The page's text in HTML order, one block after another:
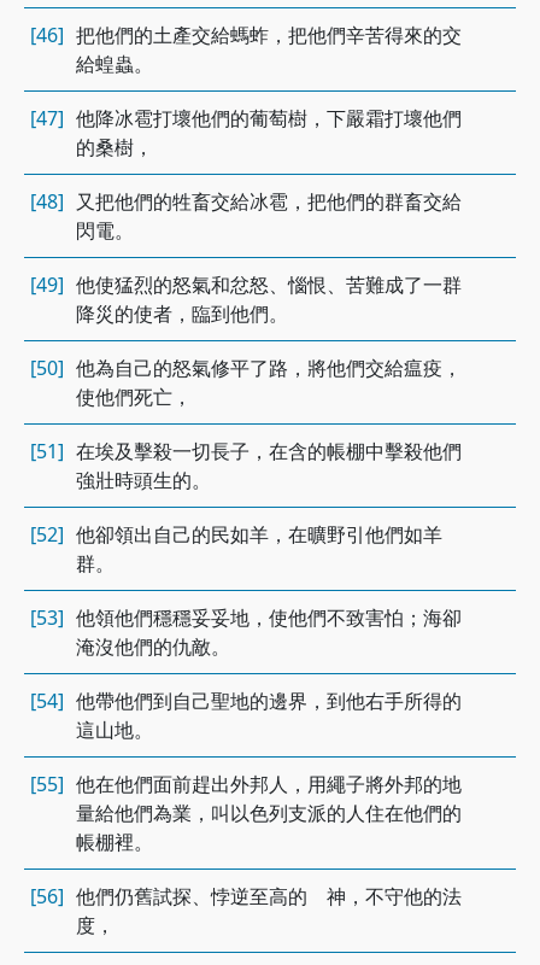
[46] 把他們的土產交給螞蚱，把他們辛苦得來的交
給蝗蟲。
[47] 他降冰雹打壞他們的葡萄樹，下嚴霜打壞他們
的桑樹，
[48] 又把他們的牲畜交給冰雹，把他們的群畜交給
閃電。
[49] 他使猛烈的怒氣和忿怒、惱恨、苦難成了一群
降災的使者，臨到他們。
[50] 他為自己的怒氣修平了路，將他們交給瘟疫，
使他們死亡，
[51] 在埃及擊殺一切長子，在含的帳棚中擊殺他們
強壯時頭生的。
[52] 他卻領出自己的民如羊，在曠野引他們如羊
群。
[53] 他領他們穩穩妥妥地，使他們不致害怕；海卻
淹沒他們的仇敵。
[54] 他帶他們到自己聖地的邊界，到他右手所得的
這山地。
[55] 他在他們面前趕出外邦人，用繩子將外邦的地
量給他們為業，叫以色列支派的人住在他們的
帳棚裡。
[56] 他們仍舊試探、悖逆至高的 神，不守他的法
度，